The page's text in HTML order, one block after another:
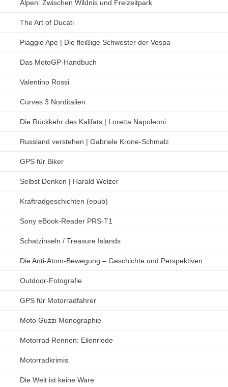
Alpen: Zwischen Wildnis und Freizeitpark
The Art of Ducati
Piaggio Ape | Die fleißige Schwester der Vespa
Das MotoGP-Handbuch
Valentino Rossi
Curves 3 Norditalien
Die Rückkehr des Kalifats | Loretta Napoleoni
Russland verstehen | Gabriele Krone-Schmalz
GPS für Biker
Selbst Denken | Harald Welzer
Kraftradgeschichten (epub)
Sony eBook-Reader PRS-T1
Schatzinseln / Treasure Islands
Die Anti-Atom-Bewegung – Geschichte und Perspektiven
Outdoor-Fotografie
GPS für Motorradfahrer
Moto Guzzi Monographie
Motorrad Rennen: Eilenriede
Motorradkrimis
Die Welt ist keine Ware